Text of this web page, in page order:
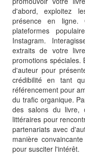
d'abord, exploitez
présence en
plateformes
Instagram.
extraits de votre
promotions spéciales.
d'auteur pour
crédibilité en tant
référencement pour
du trafic organique.
des salons du livre,
littéraires pour
partenariats avec
manière
pour susciter l'intérêt.